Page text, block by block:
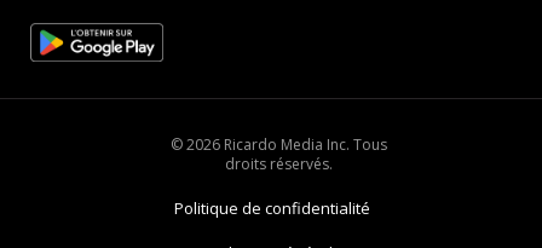
© 2026 Ricardo Media Inc. Tous
droits réservés.
Politique de confidentialité